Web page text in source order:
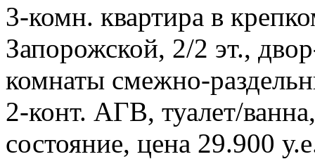
3-комн. квартира в
Запорожской, 2/2 эт.,
комнаты смежно-
2-конт. АГВ, туалет/
состояние, цена 29.900